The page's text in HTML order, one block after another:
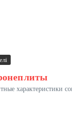
характеристики